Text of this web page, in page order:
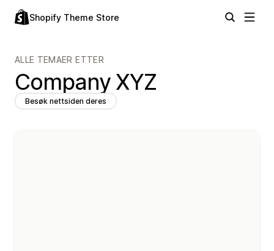
Shopify Theme Store
ALLE TEMAER ETTER
Company XYZ
Besøk nettsiden deres